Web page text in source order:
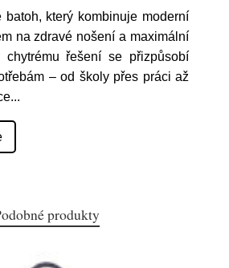
který kombinuje moderní
na zdravé nošení a maximální
chytrému řešení se přizpůsobí
– od školy přes práci až
...
produkty